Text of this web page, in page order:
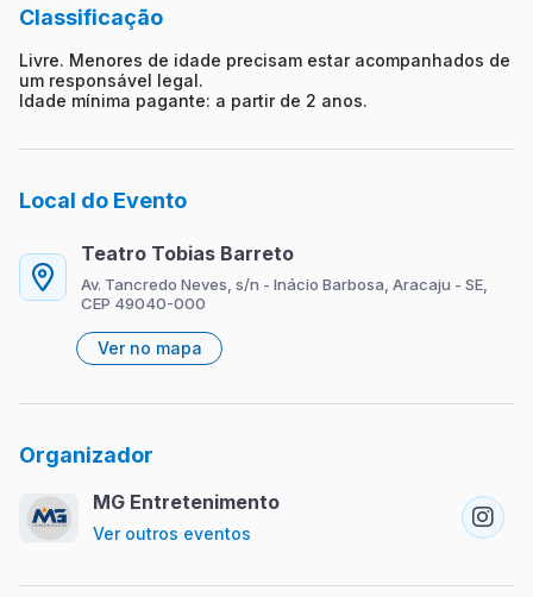
Classificação
Livre. Menores de idade precisam estar acompanhados de
um responsável legal.
Idade mínima pagante: a partir de 2 anos.
Local do Evento
Teatro Tobias Barreto
Av. Tancredo Neves, s/n - Inácio Barbosa, Aracaju - SE,
CEP 49040-000
Ver no mapa
Organizador
MG Entretenimento
Ver outros eventos